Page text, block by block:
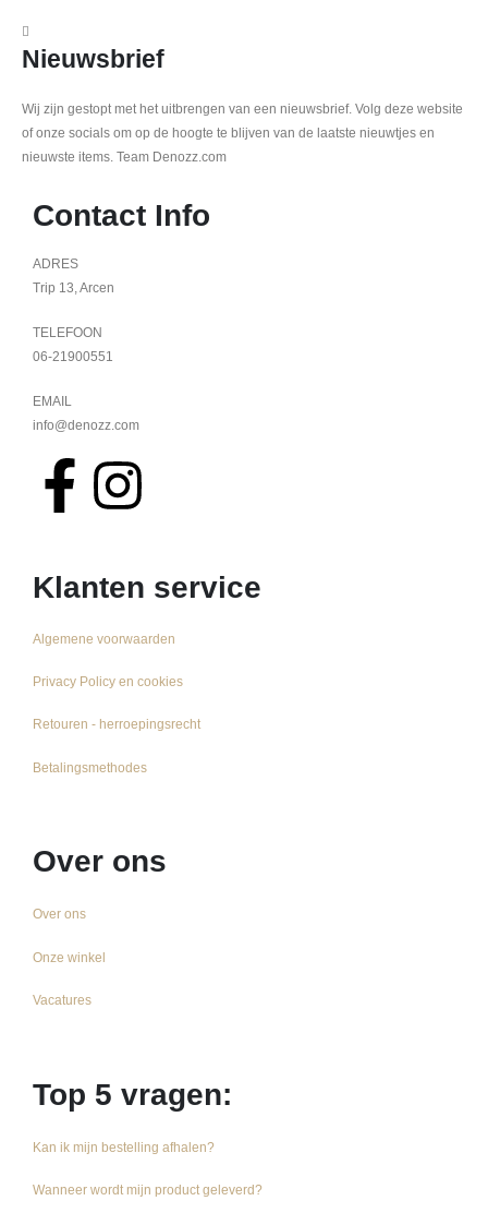
Nieuwsbrief
Wij zijn gestopt met het uitbrengen van een nieuwsbrief. Volg deze website
of onze socials om op de hoogte te blijven van de laatste nieuwtjes en
nieuwste items. Team Denozz.com
Contact Info
ADRES
Trip 13, Arcen
TELEFOON
06-21900551
EMAIL
info@denozz.com
Klanten service
Algemene voorwaarden
Privacy Policy en cookies
Retouren - herroepingsrecht
Betalingsmethodes
Over ons
Over ons
Onze winkel
Vacatures
Top 5 vragen:
Kan ik mijn bestelling afhalen?
Wanneer wordt mijn product geleverd?